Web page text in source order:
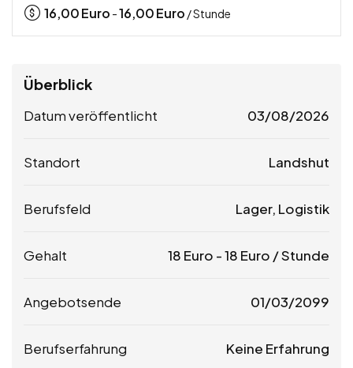
16,00Euro -16,00Euro / Stunde
Überblick
Datum veröffentlicht 03/08/2026
Standort Landshut
Berufsfeld Lager, Logistik
Gehalt 18 Euro -18 Euro / Stunde
Angebotsende 01/03/2099
Berufserfahrung Keine Erfahrung